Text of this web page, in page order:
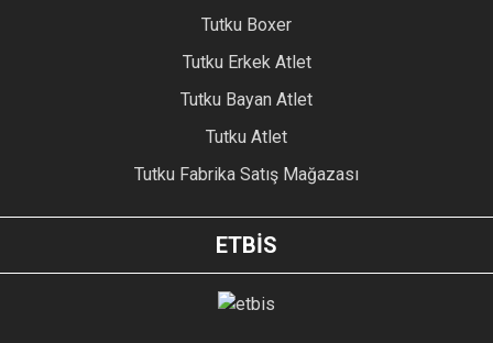
Tutku Boxer
Tutku Erkek Atlet
Tutku Bayan Atlet
Tutku Atlet
Tutku Fabrika Satış Mağazası
ETBİS